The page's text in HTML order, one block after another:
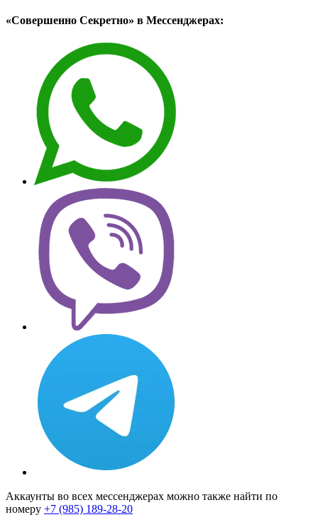
«Совершенно Секретно» в Мессенджерах:
Аккаунты во всех мессенджерах можно также найти по
номеру +7 (985) 189-28-20